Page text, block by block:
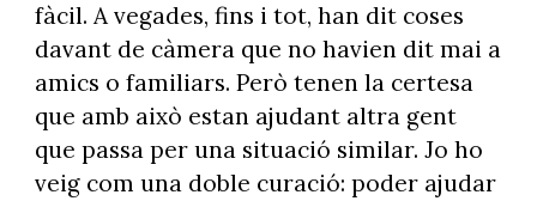
fàcil. A vegades, fins i tot, han dit coses
davant de càmera que no havien dit mai a
amics o familiars. Però tenen la certesa
que amb això estan ajudant altra gent
que passa per una situació similar. Jo ho
veig com una doble curació: poder ajudar